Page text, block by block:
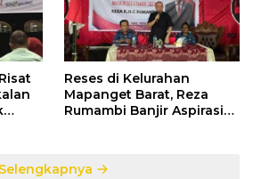
Reses di Kelurahan
Mapanget Barat, Reza
Rumambi Banjir Aspirasi
Selengkapnya